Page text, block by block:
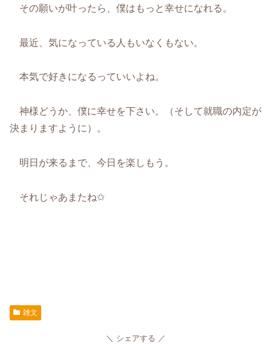
その願いが叶ったら、僕はもっと幸せになれる。
最近、気になっている人もいなくもない。
本気で好きになるっていいよね。
神様どうか、僕に幸せを下さい。（そして就職の内定が
決まりますように）。
明日が来るまで、今日を楽しもう。
それじゃあまたね✩
雑文
シェアする